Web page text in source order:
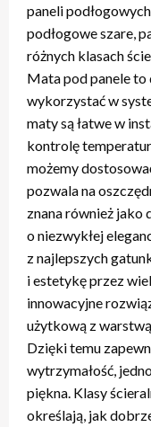
paneli
podłogowe szare,
różnych klasach
Mata pod panele
wykorzystać w
maty są łatwe w
kontrolę
możemy
pozwala na
znana również jako
o niezwykłej
z najlepszych
i estetykę przez
innowacyjne
użytkową z
Dzięki temu
wytrzymałość,
piękna. Klasy
określają, jak